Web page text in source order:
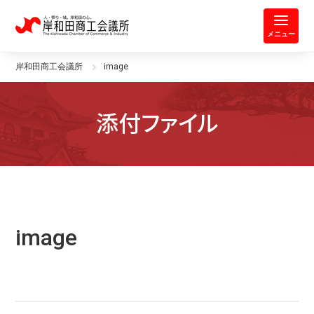
岸和田商工会議所 | 人・祭り・城。
メニュー
岸和田商工会議所 image
添付ファイル
image